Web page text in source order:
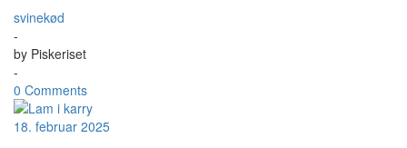
svinekød
-
by Piskeriset
-
0 Comments
18. februar 2025